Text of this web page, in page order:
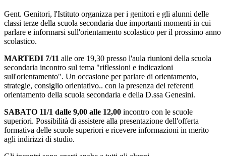
Gent. Genitori, l'Istituto organizza per i genitori e gli alunni delle
classi terze della scuola secondaria due importanti momenti in cui
parlare e informarsi sull'orientamento scolastico per il prossimo anno
scolastico.
MARTEDI 7/11 alle ore 19,30 presso l'aula riunioni della scuola
secondaria incontro sul tema "riflessioni e indicazioni
sull'orientamento". Un occasione per parlare di orientamento,
strategie, consiglio orientativo.. con la presenza dei referenti
orientamento della scuola secondaria e della D.ssa Genesini.
SABATO 11/1 dalle 9,00 alle 12,00 incontro con le scuole
superiori. Possibilità di assistere alla presentazione dell'offerta
formativa delle scuole superiori e ricevere informazioni in merito
agli indirizzi di studio.